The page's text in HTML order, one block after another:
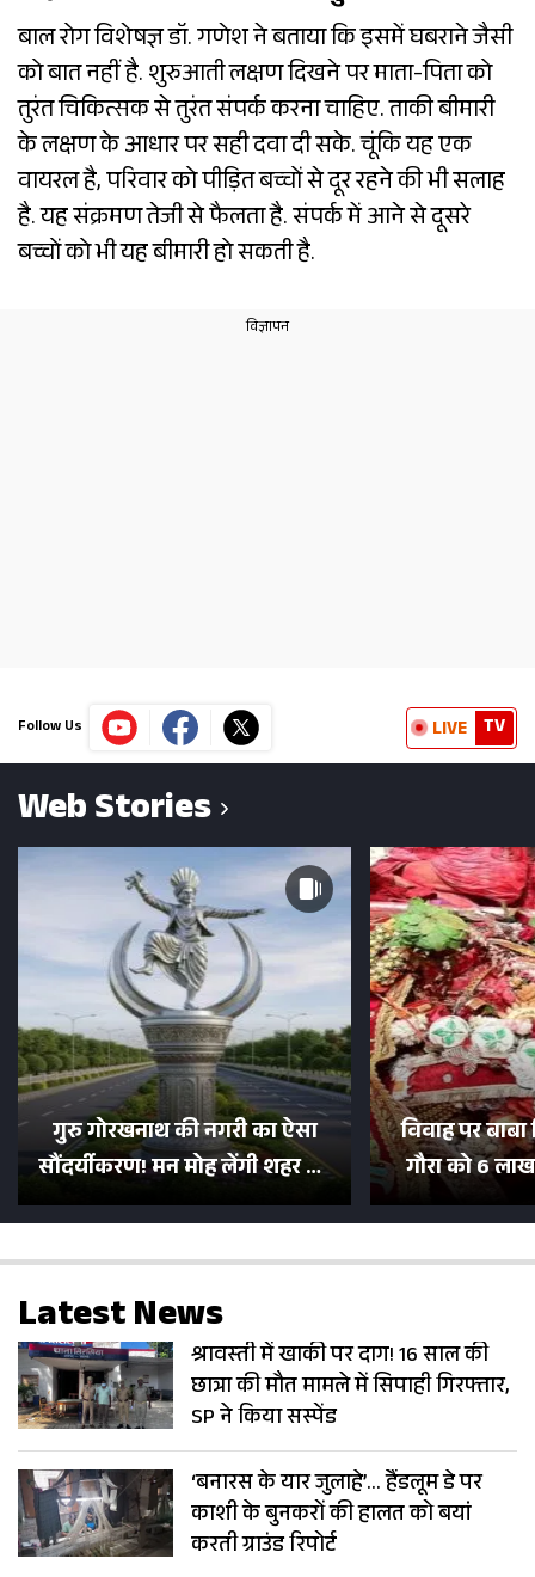
बाल रोग विशेषज्ञ डॉ. गणेश ने बताया कि इसमें घबराने जैसी
को बात नहीं है. शुरुआती लक्षण दिखने पर माता-पिता को
तुरंत चिकित्सक से तुरंत संपर्क करना चाहिए. ताकी बीमारी
के लक्षण के आधार पर सही दवा दी सके. चूंकि यह एक
वायरल है, परिवार को पीड़ित बच्चों से दूर रहने की भी सलाह
है. यह संक्रमण तेजी से फैलता है. संपर्क में आने से दूसरे
बच्चों को भी यह बीमारी हो सकती है.
Follow Us LIVE TV
Web Stories
गुरु गोरखनाथ की नगरी का ऐसा
सौंदर्यीकरण! मन मोह लेंगी शहर की
सड़कें; देखें Photos
विवाह पर
गौरा को 6
500 भक्तों
Latest News
श्रावस्ती में खाकी पर दाग! 16 साल की
छात्रा की मौत मामले में सिपाही गिरफ्तार,
SP ने किया सस्पेंड
‘बनारस के यार जुलाहे’… हैंडलूम डे पर
काशी के बुनकरों की हालत को बयां
करती ग्राउंड रिपोर्ट